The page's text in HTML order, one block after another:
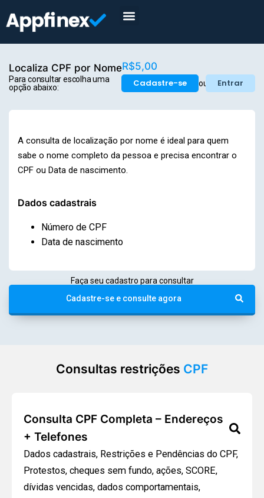
Localiza CPF por NomeR$5,00
Para consultar escolha uma
opção abaixo:
Cadastre-se ou Entrar
A consulta de localização por nome é ideal para quem
sabe o nome completo da pessoa e precisa encontrar o
CPF ou Data de nascimento.
Dados cadastrais
Número de CPF
Data de nascimento
Faça seu cadastro para consultar
Cadastre-se e consulte agora
Consultas restrições CPF
Consulta CPF Completa – Endereços
+ Telefones
Dados cadastrais, Restrições e Pendências do CPF,
Protestos, cheques sem fundo, ações, SCORE,
dívidas vencidas, dados comportamentais,